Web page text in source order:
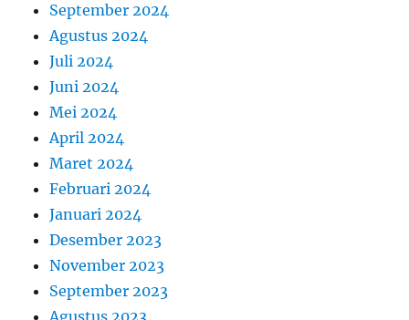
September 2024
Agustus 2024
Juli 2024
Juni 2024
Mei 2024
April 2024
Maret 2024
Februari 2024
Januari 2024
Desember 2023
November 2023
September 2023